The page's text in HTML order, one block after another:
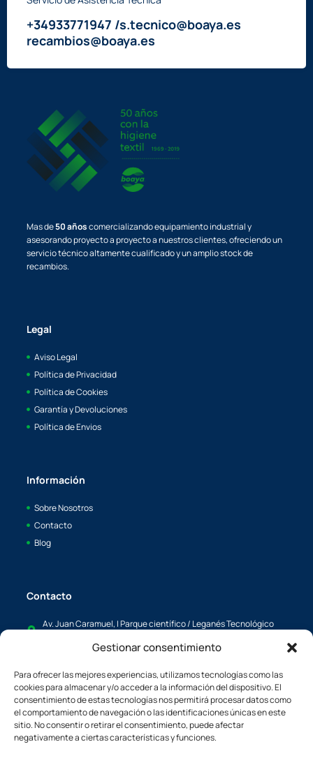
Gestionar consentimiento
Para ofrecer las mejores experiencias, utilizamos tecnologías como las
cookies para almacenar y/o acceder a la información del dispositivo. El
consentimiento de estas tecnologías nos permitirá procesar datos como
el comportamiento de navegación o las identificaciones únicas en este
sitio. No consentir o retirar el consentimiento, puede afectar
negativamente a ciertas características y funciones.
+34933771947 /s.tecnico@boaya.es
recambios@boaya.es
Mas de50 añoscomercializando equipamiento industrial y
asesorando proyecto a proyecto a nuestros clientes, ofreciendo un
servicio técnico altamente cualificado y un amplio stock de
recambios.
Legal
Aviso Legal
Política de Privacidad
Política de Cookies
Garantía y Devoluciones
Política de Envios
Información
Sobre Nosotros
Contacto
Blog
Contacto
Av. Juan Caramuel, I Parque científico / Leganés Tecnológico
info@boaya.es
c/L'Energía, 34 08940, Cornellá de Llobregat, Barcelona España
boaya@boaya.es